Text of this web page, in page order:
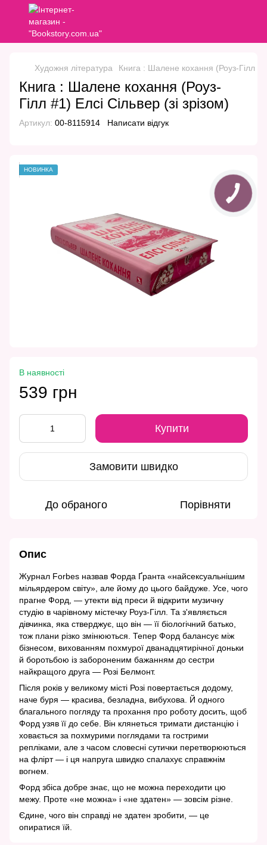
Художня література Книга : Шалене кохання (Роуз-Гілл
Книга : Шалене кохання (Роуз-
Гілл #1) Елсі Сільвер (зі зрізом)
Артикул: 00-8115914 Написати відгук
НОВИНКА
В наявності
539 грн
Купити
Замовити швидко
До обраного Порівняти
Опис
Журнал Forbes назвав Форда Ґранта «найсексуальнішим
мільярдером світу», але йому до цього байдуже. Усе, чого
прагне Форд, — утекти від преси й відкрити музичну
студію в чарівному містечку Роуз-Гілл. Та з'являється
дівчинка, яка стверджує, що він — її біологічний батько,
тож плани різко змінюються. Тепер Форд балансує між
бізнесом, вихованням похмурої дванадцятирічної доньки
й боротьбою із забороненим бажанням до сестри
найкращого друга — Розі Белмонт.
Після років у великому місті Розі повертається додому,
наче буря — красива, безладна, вибухова. Й одного
благального погляду та прохання про роботу досить, щоб
Форд узяв її до себе. Він клянеться тримати дистанцію і
ховається за похмурими поглядами та гострими
репліками, але з часом словесні сутички перетворюються
на флірт — і ця напруга швидко спалахує справжнім
вогнем.
Форд збіса добре знає, що не можна переходити цю
межу. Проте «не можна» і «не здатен» — зовсім різне.
Єдине, чого він справді не здатен зробити, — це
опиратися їй.